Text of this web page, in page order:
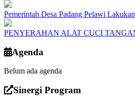
Pemerintah Desa Padang Pelawi
PENYERAHAN ALAT CUCI
Agenda
Belum ada agenda
Sinergi Program